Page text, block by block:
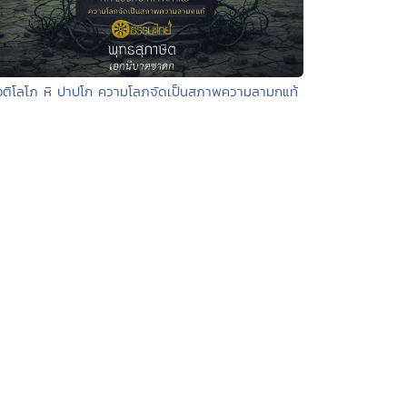
ติโลโภ หิ ปาปโก ความโลภจัดเป็นสภาพความลามกแท้